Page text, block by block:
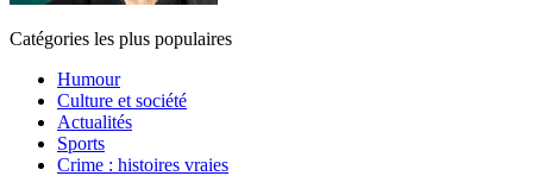
Catégories les plus populaires
Humour
Culture et société
Actualités
Sports
Crime : histoires vraies